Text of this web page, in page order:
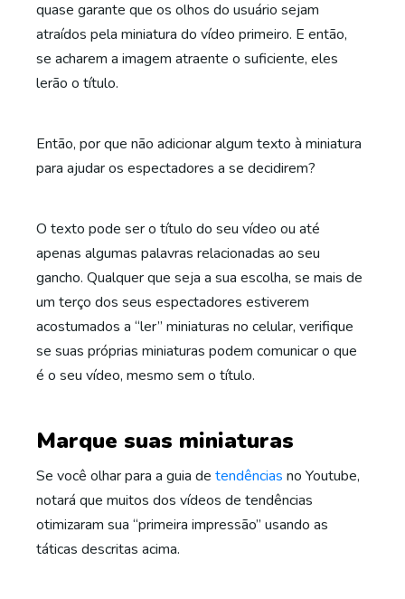
quase garante que os olhos do usuário sejam
atraídos pela miniatura do vídeo primeiro. E então,
se acharem a imagem atraente o suficiente, eles
lerão o título.
Então, por que não adicionar algum texto à miniatura
para ajudar os espectadores a se decidirem?
O texto pode ser o título do seu vídeo ou até
apenas algumas palavras relacionadas ao seu
gancho. Qualquer que seja a sua escolha, se mais de
um terço dos seus espectadores estiverem
acostumados a “ler” miniaturas no celular, verifique
se suas próprias miniaturas podem comunicar o que
é o seu vídeo, mesmo sem o título.
Marque suas miniaturas
Se você olhar para a guia de tendências no Youtube,
notará que muitos dos vídeos de tendências
otimizaram sua “primeira impressão” usando as
táticas descritas acima.